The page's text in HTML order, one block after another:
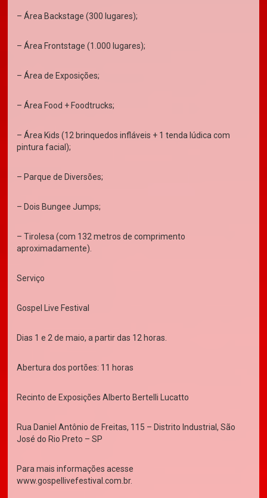
– Área Backstage (300 lugares);
– Área Frontstage (1.000 lugares);
– Área de Exposições;
– Área Food + Foodtrucks;
– Área Kids (12 brinquedos infláveis + 1 tenda lúdica com
pintura facial);
– Parque de Diversões;
– Dois Bungee Jumps;
– Tirolesa (com 132 metros de comprimento
aproximadamente).
Serviço
Gospel Live Festival
Dias 1 e 2 de maio, a partir das 12 horas.
Abertura dos portões: 11 horas
Recinto de Exposições Alberto Bertelli Lucatto
Rua Daniel Antônio de Freitas, 115 – Distrito Industrial, São
José do Rio Preto – SP
Para mais informações acesse
www.gospellivefestival.com.br.